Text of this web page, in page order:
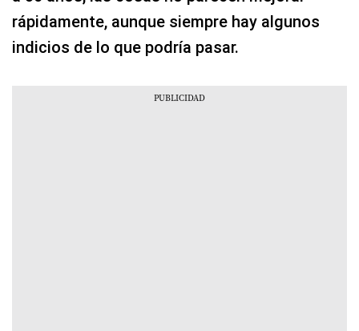
rápidamente, aunque siempre hay algunos
indicios de lo que podría pasar.